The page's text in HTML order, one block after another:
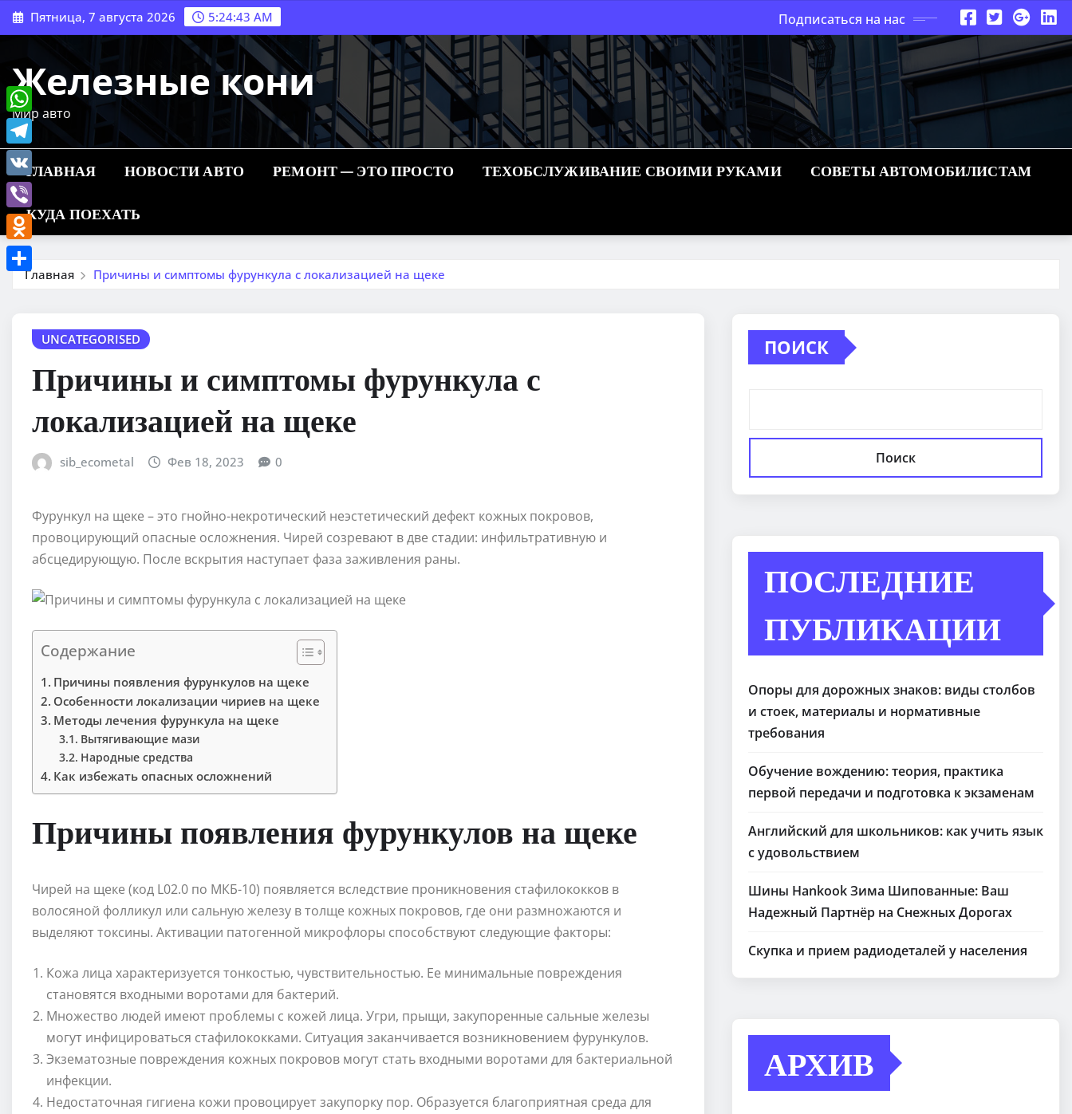
Перейти
к
Пятница, 7 августа 2026 5:24:44 AM Подписаться на нас
Железные кони
Мир авто
ГЛАВНАЯ НОВОСТИ АВТО РЕМОНТ — ЭТО ПРОСТО ТЕХОБСЛУЖИВАНИЕ СВОИМИ РУКАМИ СОВЕТЫ АВТОМОБИЛИСТАМ
КУДА ПОЕХАТЬ
Главная Причины и симптомы фурункула с локализацией на щеке
UNCATEGORISED
Причины и симптомы фурункула с
локализацией на щеке
sib_ecometal Фев 18, 2023 0
Фурункул на щеке – это гнойно-некротический неэстетический дефект кожных покровов,
провоцирующий опасные осложнения. Чирей созревают в две стадии: инфильтративную и
абсцедирующую. После вскрытия наступает фаза заживления раны.
Содержание
Причины появления фурункулов на щеке
Особенности локализации чириев на щеке
Методы лечения фурункула на щеке
Вытягивающие мази
Народные средства
Как избежать опасных осложнений
Причины появления фурункулов на щеке
Чирей на щеке (код L02.0 по МКБ-10) появляется вследствие проникновения стафилококков в
волосяной фолликул или сальную железу в толще кожных покровов, где они размножаются и
выделяют токсины. Активации патогенной микрофлоры способствуют следующие факторы:
Кожа лица характеризуется тонкостью, чувствительностью. Ее минимальные повреждения
становятся входными воротами для бактерий.
Множество людей имеют проблемы с кожей лица. Угри, прыщи, закупоренные сальные железы
могут инфицироваться стафилококками. Ситуация заканчивается возникновением фурункулов.
Экзематозные повреждения кожных покровов могут стать входными воротами для бактериальной
инфекции.
Недостаточная гигиена кожи провоцирует закупорку пор. Образуется благоприятная среда для
ПОИСК
Поиск
ПОСЛЕДНИЕ
ПУБЛИКАЦИИ
Опоры для дорожных знаков: виды столбов
и стоек, материалы и нормативные
требования
Обучение вождению: теория, практика
первой передачи и подготовка к экзаменам
Английский для школьников: как учить язык
с удовольствием
Шины Hankook Зима Шипованные: Ваш
Надежный Партнёр на Снежных Дорогах
Скупка и прием радиодеталей у населения
АРХИВ
WhatsApp
Telegram
VK
Viber
Odnoklassniki
Отправить